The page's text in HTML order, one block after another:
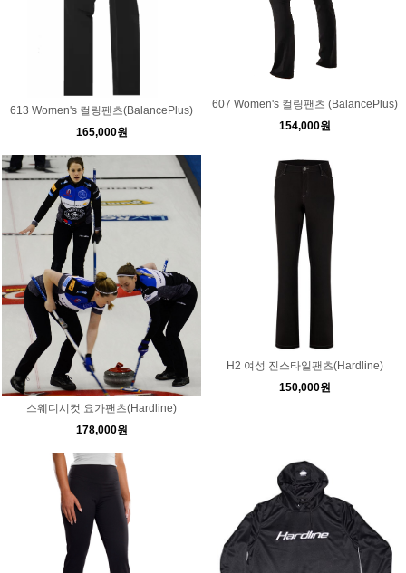
613 Women's 컬링팬츠(BalancePlus)
165,000원
607 Women's 컬링팬츠 (BalancePlus)
154,000원
스웨디시컷 요가팬츠(Hardline)
178,000원
H2 여성 진스타일팬츠(Hardline)
150,000원